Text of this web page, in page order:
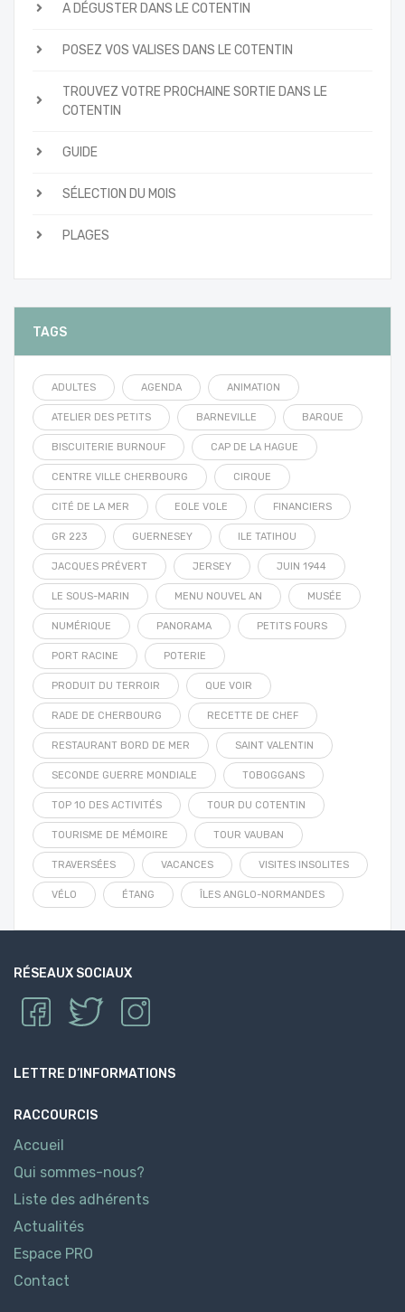
A DÉGUSTER DANS LE COTENTIN
POSEZ VOS VALISES DANS LE COTENTIN
TROUVEZ VOTRE PROCHAINE SORTIE DANS LE
COTENTIN
GUIDE
SÉLECTION DU MOIS
PLAGES
TAGS
ADULTES AGENDA ANIMATION
ATELIER DES PETITS BARNEVILLE BARQUE
BISCUITERIE BURNOUF CAP DE LA HAGUE
CENTRE VILLE CHERBOURG CIRQUE
CITÉ DE LA MER EOLE VOLE FINANCIERS
GR 223 GUERNESEY ILE TATIHOU
JACQUES PRÉVERT JERSEY JUIN 1944
LE SOUS-MARIN MENU NOUVEL AN MUSÉE
NUMÉRIQUE PANORAMA PETITS FOURS
PORT RACINE POTERIE
PRODUIT DU TERROIR QUE VOIR
RADE DE CHERBOURG RECETTE DE CHEF
RESTAURANT BORD DE MER SAINT VALENTIN
SECONDE GUERRE MONDIALE TOBOGGANS
TOP 10 DES ACTIVITÉS TOUR DU COTENTIN
TOURISME DE MÉMOIRE TOUR VAUBAN
TRAVERSÉES VACANCES VISITES INSOLITES
VÉLO ÉTANG ÎLES ANGLO-NORMANDES
RÉSEAUX SOCIAUX
LETTRE D’INFORMATIONS
RACCOURCIS
Accueil
Qui sommes-nous?
Liste des adhérents
Actualités
Espace PRO
Contact